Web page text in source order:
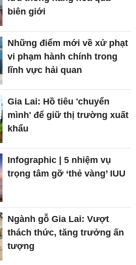
biên giới
Những điểm mới về xử phạt
vi phạm hành chính trong
lĩnh vực hải quan
Gia Lai: Hồ tiêu 'chuyển
mình' để giữ thị trường xuất
khẩu
Infographic | 5 nhiệm vụ
trọng tâm gỡ ‘thẻ vàng’ IUU
Ngành gỗ Gia Lai: Vượt
thách thức, tăng trưởng ấn
tượng